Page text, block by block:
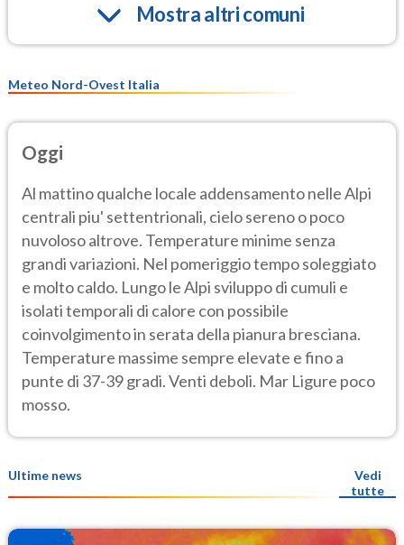
Mostra altri comuni
Meteo Nord-Ovest Italia
Oggi
Al mattino qualche locale addensamento nelle Alpi
centrali piu' settentrionali, cielo sereno o poco
nuvoloso altrove. Temperature minime senza
grandi variazioni. Nel pomeriggio tempo soleggiato
e molto caldo. Lungo le Alpi sviluppo di cumuli e
isolati temporali di calore con possibile
coinvolgimento in serata della pianura bresciana.
Temperature massime sempre elevate e fino a
punte di 37-39 gradi. Venti deboli. Mar Ligure poco
mosso.
Ultime news
Vedi
tutte